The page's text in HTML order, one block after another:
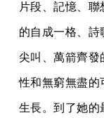
片段、記憶、
的自成一格、詩
尖叫、萬箭齊發
性和無窮無盡的
生長。到了她的